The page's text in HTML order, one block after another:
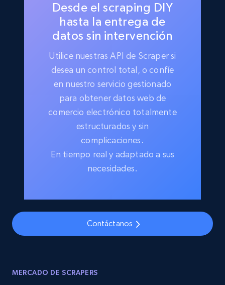
Desde el scraping DIY
hasta la entrega de
datos sin intervención
Utilice nuestras API de Scraper si
desea un control total, o confíe
en nuestro servicio gestionado
para obtener datos web de
comercio electrónico totalmente
estructurados y sin
complicaciones.
En tiempo real y adaptado a sus
necesidades.
Contáctanos
MERCADO DE SCRAPERS